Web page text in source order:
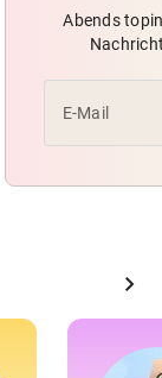
Abends
E-Mail
chevron_right